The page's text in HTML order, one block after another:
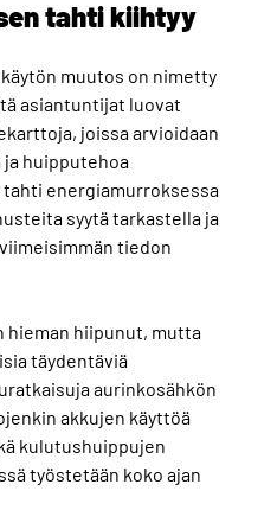
tahti kiihtyy
muutos on nimetty
asiantuntijat luovat
joissa arvioidaan
ja huipputehoa
energiamurroksessa
syytä tarkastella ja
tiedon
hieman hiipunut, mutta
täydentäviä
aurinkosähkön
akkujen käyttöä
kulutushuippujen
työstetään koko ajan